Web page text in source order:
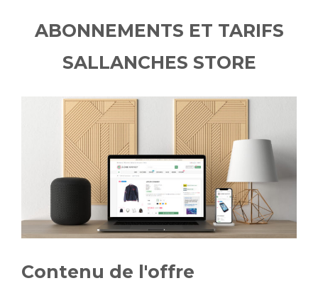
ABONNEMENTS ET TARIFS
SALLANCHES STORE
Contenu de l'offre